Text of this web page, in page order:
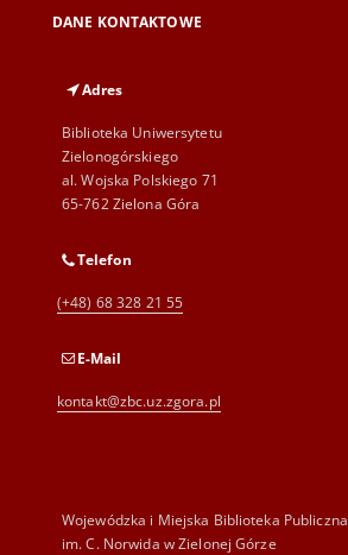
DANE KONTAKTOWE
Adres
Biblioteka Uniwersytetu
Zielonogórskiego
al. Wojska Polskiego 71
65-762 Zielona Góra
Telefon
(+48) 68 328 21 55
E-Mail
kontakt@zbc.uz.zgora.pl
Wojewódzka i Miejska Biblioteka Publiczna
im. C. Norwida w Zielonej Górze